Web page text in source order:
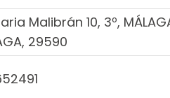
Malibrán 10, 3º,
29590